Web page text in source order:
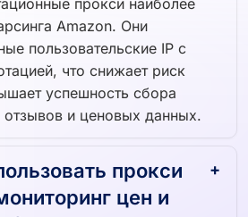
прокси наиболее
Amazon. Они
пользовательские IP с
что снижает риск
успешность сбора
отзывов и ценовых данных.
прокси
цен и